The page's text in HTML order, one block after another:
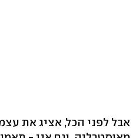
אבל לפני הכל, אציג את